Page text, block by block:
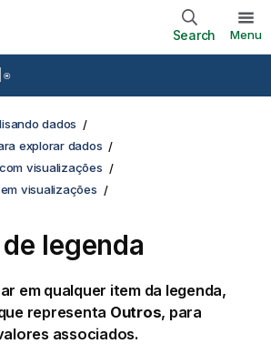
Search Menu
®
dados
explorar dados
visualizações
visualizações
legenda
em qualquer item da legenda,
representa Outros, para
associados.